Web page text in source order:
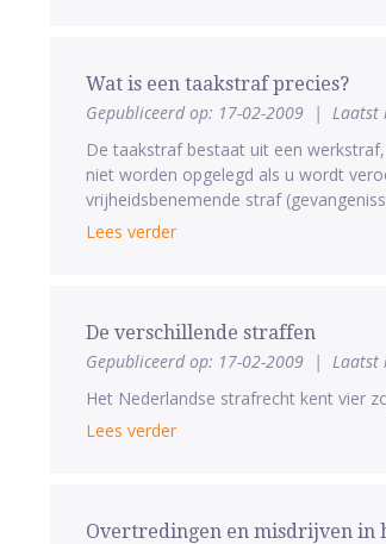
Wat is een taakstraf precies?
Gepubliceerd op: 17-02-2009 | Laatst
De taakstraf bestaat uit een
niet worden opgelegd als u wordt
vrijheidsbenemende straf
Lees verder
De verschillende straffen
Gepubliceerd op: 17-02-2009 | Laatst
Het Nederlandse strafrecht kent vier
Lees verder
Overtredingen en misdrijven in